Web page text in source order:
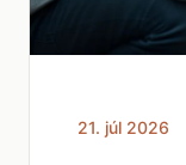
21. júl 2026